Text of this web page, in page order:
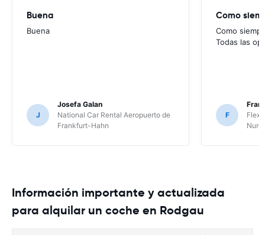
Buena
Buena
J
Josefa Galan
National Car Rental Aeropuerto de
Frankfurt-Hahn
Como
Como
Todas las
F
Flex
Información importante y actualizada
para alquilar un coche en Rodgau